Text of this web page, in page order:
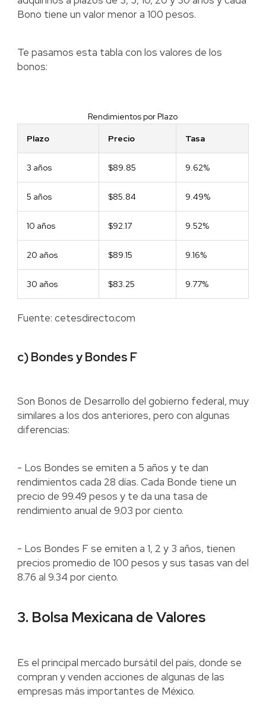
Bono tiene un valor menor a 100 pesos.
Te pasamos esta tabla con los valores de los
bonos:
Rendimientos por Plazo
Plazo Precio Tasa
3 años $89.85 9.62%
5 años $85.84 9.49%
10 años $92.17 9.52%
20 años $89.15 9.16%
30 años $83.25 9.77%
Fuente: cetesdirecto.com
c) Bondes y Bondes F
Son Bonos de Desarrollo del gobierno federal, muy
similares a los dos anteriores, pero con algunas
diferencias:
- Los Bondes se emiten a 5 años y te dan
rendimientos cada 28 días. Cada Bonde tiene un
precio de 99.49 pesos y te da una tasa de
rendimiento anual de 9.03 por ciento.
- Los Bondes F se emiten a 1, 2 y 3 años, tienen
precios promedio de 100 pesos y sus tasas van del
8.76 al 9.34 por ciento.
3. Bolsa Mexicana de Valores
Es el principal mercado bursátil del país, donde se
compran y venden acciones de algunas de las
empresas más importantes de México.